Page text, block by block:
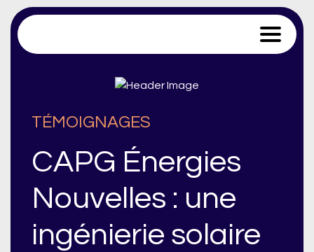
Trace Software
TÉMOIGNAGES
CAPG Énergies
Nouvelles : une
ingénierie solaire